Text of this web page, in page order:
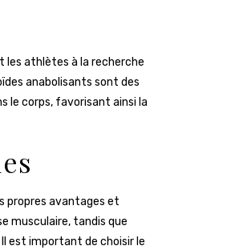
athlètes à la recherche
anabolisants sont des
le corps, favorisant ainsi la
propres avantages et
musculaire, tandis que
est important de choisir le